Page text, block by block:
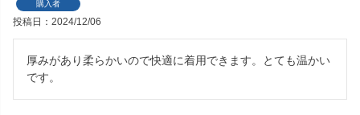
購入者
投稿日 2024/12/06
厚みがあり柔らかいので快適に着用できます。とても温かい
です。